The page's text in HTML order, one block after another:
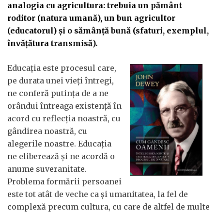
analogia cu agricultura: trebuia un pământ
roditor (natura umană), un bun agricultor
(educatorul) și o sămânță bună (sfaturi, exemplul,
învățătura transmisă).
Educația este procesul care,
pe durata unei vieți întregi,
ne conferă putința de a ne
orândui întreaga existență în
acord cu reflecția noastră, cu
gândirea noastră, cu
alegerile noastre. Educația
ne eliberează și ne acordă o
anume suveranitate.
Problema formării persoanei
este tot atât de veche ca și umanitatea, la fel de
complexă precum cultura, cu care de altfel de multe